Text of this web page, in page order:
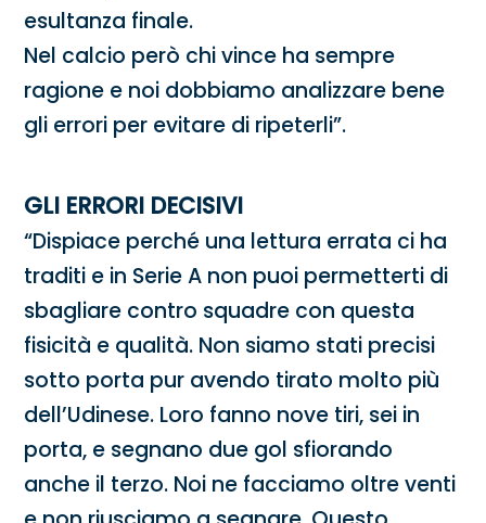
esultanza finale.
Nel calcio però chi vince ha sempre
ragione e noi dobbiamo analizzare bene
gli errori per evitare di ripeterli”.
GLI ERRORI DECISIVI
“Dispiace perché una lettura errata ci ha
traditi e in Serie A non puoi permetterti di
sbagliare contro squadre con questa
fisicità e qualità. Non siamo stati precisi
sotto porta pur avendo tirato molto più
dell’Udinese. Loro fanno nove tiri, sei in
porta, e segnano due gol sfiorando
anche il terzo. Noi ne facciamo oltre venti